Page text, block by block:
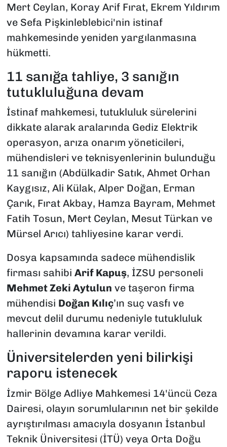
Mert Ceylan, Koray Arif Fırat, Ekrem Yıldırım
ve Sefa Pişkinleblebici'nin istinaf
mahkemesinde yeniden yargılanmasına
hükmetti.
11 sanığa tahliye, 3 sanığın
tutukluluğuna devam
İstinaf mahkemesi, tutukluluk sürelerini
dikkate alarak aralarında Gediz Elektrik
operasyon, arıza onarım yöneticileri,
mühendisleri ve teknisyenlerinin bulunduğu
11 sanığın (Abdülkadir Satık, Ahmet Orhan
Kaygısız, Ali Külak, Alper Doğan, Erman
Çarık, Fırat Akbay, Hamza Bayram, Mehmet
Fatih Tosun, Mert Ceylan, Mesut Türkan ve
Mürsel Arıcı) tahliyesine karar verdi.
Dosya kapsamında sadece mühendislik
firması sahibi Arif Kapuş, İZSU personeli
Mehmet Zeki Aytulun ve taşeron firma
mühendisi Doğan Kılıç’ın suç vasfı ve
mevcut delil durumu nedeniyle tutukluluk
hallerinin devamına karar verildi.
Üniversitelerden yeni bilirkişi
raporu istenecek
İzmir Bölge Adliye Mahkemesi 14'üncü Ceza
Dairesi, olayın sorumlularının net bir şekilde
ayrıştırılması amacıyla dosyanın İstanbul
Teknik Üniversitesi (İTÜ) veya Orta Doğu